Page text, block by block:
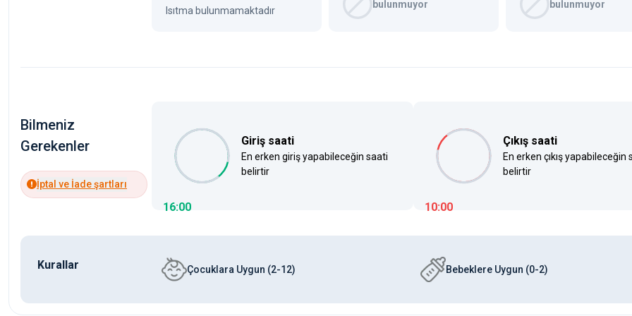
Isıtma bulunmamaktadır
bulunmuyor bulunmuyor
Bilmeniz
Gerekenler
İptal ve İade şartları
16:00
Giriş saati
En erken giriş yapabileceğin saati
belirtir
10:00
Çıkış saati
En erken çıkış yapabileceğin
belirtir
Kurallar Çocuklara Uygun (2-12) Bebeklere Uygun (0-2)